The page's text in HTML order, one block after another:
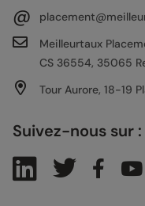
@
Meilleurtaux
CS 36554, 35065
Tour Aurore, 18-19
Suivez-nous sur :